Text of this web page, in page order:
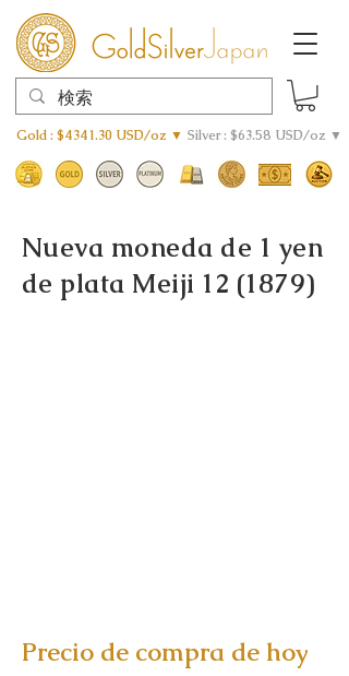
Gold : $4341.30 USD/oz ▼ Silver : $63.58 USD/oz ▼
Nueva moneda de 1 yen
de plata Meiji 12 (1879)
Precio de compra de hoy